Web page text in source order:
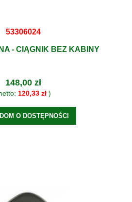
53306024
- CIĄGNIK BEZ KABINY
148,00 zł
120,33 zł)
O DOSTĘPNOŚCI